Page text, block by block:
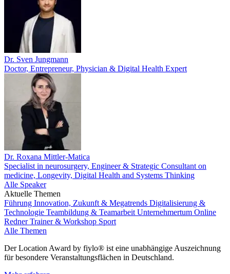
Dr. Sven Jungmann
Doctor, Entrepreneur, Physician & Digital Health Expert
Dr. Roxana Mittler-Matica
Specialist in neurosurgery, Engineer & Strategic Consultant on
medicine, Longevity, Digital Health and Systems Thinking
Alle Speaker
Aktuelle Themen
Führung Innovation, Zukunft & Megatrends Digitalisierung &
Technologie Teambildung & Teamarbeit Unternehmertum Online
RednerTrainer & Workshop Sport
Alle Themen
Der Location Award by fiylo® ist eine unabhängige Auszeichnung
für besondere Veranstaltungsflächen in Deutschland.